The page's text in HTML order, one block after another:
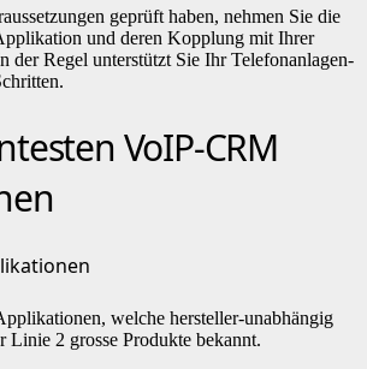
geprüft haben, nehmen Sie die
und deren Kopplung mit Ihrer
der Regel unterstützt Sie Ihr Telefonanlagen-
VoIP-CRM
welche hersteller-unabhängig
Linie 2 grosse Produkte bekannt.